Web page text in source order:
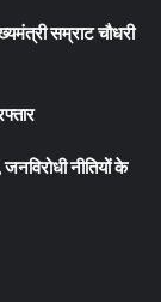
सम्राट चौधरी
नीतियों के